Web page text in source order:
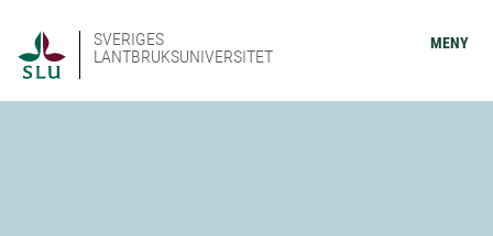
SVERIGES
LANTBRUKSUNIVERSITET
MENY